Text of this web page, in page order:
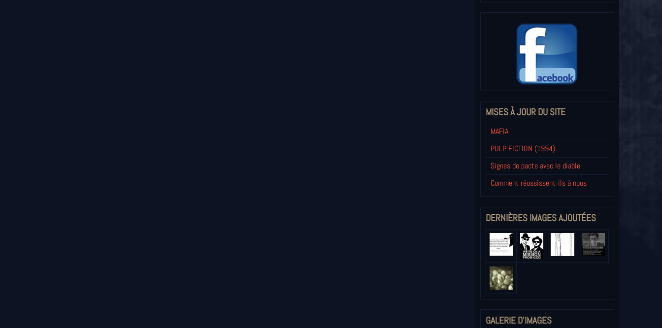
MISES À JOUR DU SITE
MAFIA
PULP FICTION (1994)
Signes de pacte avec le diable
Comment réussissent-ils à nous
DERNIÈRES IMAGES AJOUTÉES
GALERIE D'IMAGES